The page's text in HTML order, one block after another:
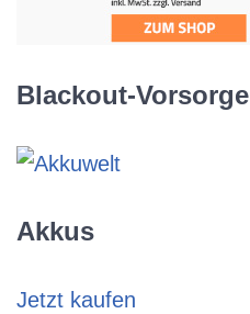
Blackout-Vorsorge
Akkus
Jetzt kaufen